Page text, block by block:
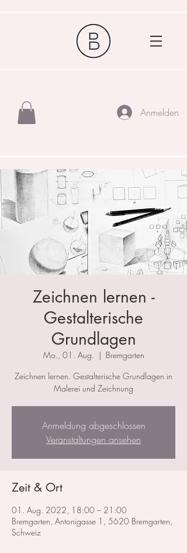
Anmelden
Zeichnen lernen -
Gestalterische
Grundlagen
Mo., 01. Aug.
  |
Bremgarten
Zeichnen lernen. Gestalterische Grundlagen in
Malerei und Zeichnung
Anmeldung abgeschlossen
Veranstaltungen ansehen
Zeit & Ort
01. Aug. 2022, 18:00 – 21:00
Bremgarten, Antonigasse 1, 5620 Bremgarten,
Schweiz